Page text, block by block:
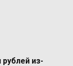
рублей из-